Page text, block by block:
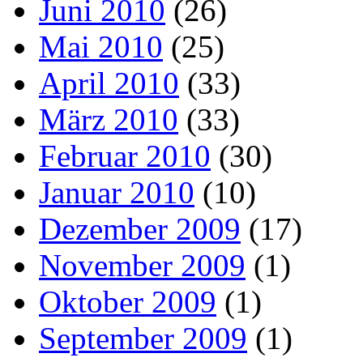
Juni 2010 (26)
Mai 2010 (25)
April 2010 (33)
März 2010 (33)
Februar 2010 (30)
Januar 2010 (10)
Dezember 2009 (17)
November 2009 (1)
Oktober 2009 (1)
September 2009 (1)